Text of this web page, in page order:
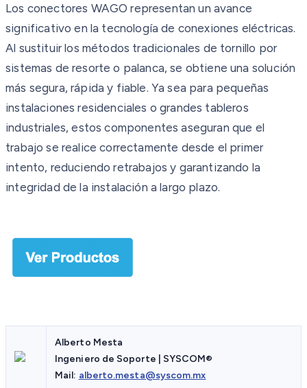
Los conectores WAGO representan un avance
significativo en la tecnología de conexiones eléctricas.
Al sustituir los métodos tradicionales de tornillo por
sistemas de resorte o palanca, se obtiene una solución
más segura, rápida y fiable. Ya sea para pequeñas
instalaciones residenciales o grandes tableros
industriales, estos componentes aseguran que el
trabajo se realice correctamente desde el primer
intento, reduciendo retrabajos y garantizando la
integridad de la instalación a largo plazo.
Alberto Mesta
Ingeniero de Soporte | SYSCOM®
Mail: alberto.mesta@syscom.mx